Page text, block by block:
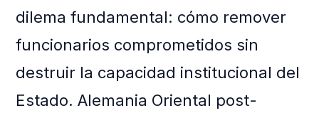
dilema fundamental: cómo remover
funcionarios comprometidos sin
destruir la capacidad institucional del
Estado. Alemania Oriental post-